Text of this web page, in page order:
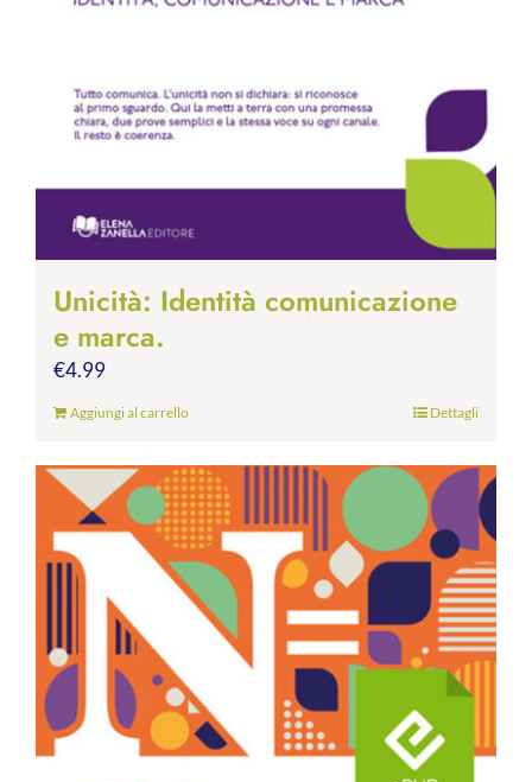
Unicità: Identità comunicazione
e marca.
€4.99
Aggiungi al carrello Dettagli